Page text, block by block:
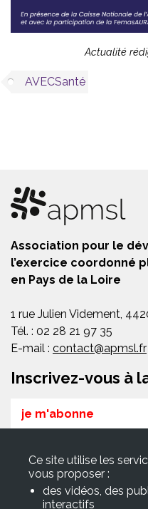
Actualité
AVECSanté
Association pour le
l’exercice coordonné
en Pays de la Loire
1 rue Julien Videment,
Tél. : 02 28 21 97 35
E-mail : contact@apmsl.fr
Inscrivez-vous à
Email
En soumettant ce
saisies soient exploitées
Politique de confidentialité
Ce site utilise les
vous proposer :
des vidéos, des
interactifs